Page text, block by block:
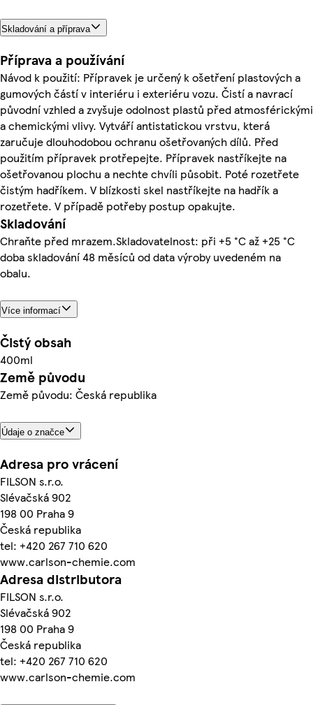
Skladování a příprava
Příprava a používání
Návod k použití: Přípravek je určený k ošetření plastových a
gumových částí v interiéru i exteriéru vozu. Čistí a navrací
původní vzhled a zvyšuje odolnost plastů před atmosférickými
a chemickými vlivy. Vytváří antistatickou vrstvu, která
zaručuje dlouhodobou ochranu ošetřovaných dílů. Před
použitím přípravek protřepejte. Přípravek nastříkejte na
ošetřovanou plochu a nechte chvíli působit. Poté rozetřete
čistým hadříkem. V blízkosti skel nastříkejte na hadřík a
rozetřete. V případě potřeby postup opakujte.
Skladování
Chraňte před mrazem.Skladovatelnost: při +5 °C až +25 °C
doba skladování 48 měsíců od data výroby uvedeném na
obalu.
Více informací
Čistý obsah
400ml
Země původu
Země původu: Česká republika
Údaje o značce
Adresa pro vrácení
FILSON s.r.o.
Slévačská 902
198 00 Praha 9
Česká republika
tel: +420 267 710 620
www.carlson-chemie.com
Adresa distributora
FILSON s.r.o.
Slévačská 902
198 00 Praha 9
Česká republika
tel: +420 267 710 620
www.carlson-chemie.com